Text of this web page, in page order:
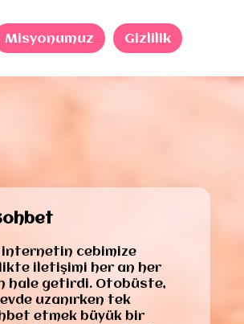
Misyonumuz Gizlilik
cebimize
iletişimi her an her
hale getirdi. Otobüste,
uzanırken tek
etmek büyük bir